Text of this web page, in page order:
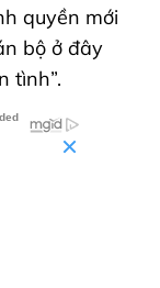
quyền mới
bộ ở đây
tình”.